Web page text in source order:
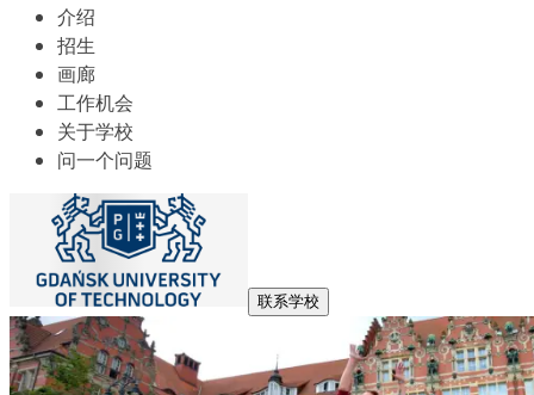
介绍
招生
画廊
工作机会
关于学校
问一个问题
联系学校